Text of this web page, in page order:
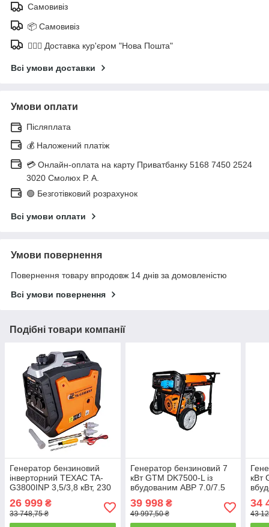
Самовивіз
📦 Самовивіз
🚶🏼‍♂️ Доставка кур'єром "Нова Пошта"
Всі умови доставки
Умови оплати
Післяплата
💰 Наложений платіж
💳 Онлайн-оплата на карту Приватбанку 5168 7450 2524
3020 Смолюх Р. А.
🟢 Безготівковий розрахунок
Всі умови оплати
Умови повернення
Повернення товару впродовж 14 днів за домовленістю
Всі умови повернення
Подібні товари компанії
Генератор бензиновий
інверторний ТЕХАС TA-
G3800INP 3,5/3,8 кВт, 230
В, чиста синусоїда
26 999 ₴
33 748,75 ₴
Генератор бензиновий 7
кВт GTM DK7500-L із
вбудованим АВР 7.0/7.5
кВт (34060)
39 998₴
49 997,50 ₴
кВт
кВт
34
43